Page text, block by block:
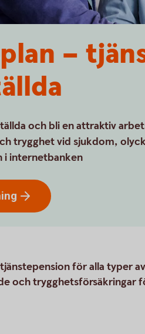
–
och bli en attraktiv
trygghet vid sjukdom,
i internetbanken
för alla typer
och trygghetsförsäkringar